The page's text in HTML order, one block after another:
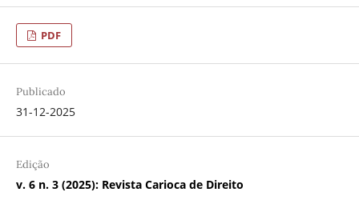
PDF
Publicado
31-12-2025
Edição
v. 6 n. 3 (2025): Revista Carioca de Direito